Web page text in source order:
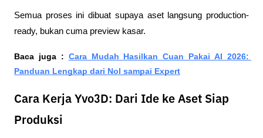
Semua proses ini dibuat supaya aset langsung production-
ready, bukan cuma preview kasar.
Baca juga : Cara Mudah Hasilkan Cuan Pakai AI 2026:
Panduan Lengkap dari Nol sampai Expert
Cara Kerja Yvo3D: Dari Ide ke Aset Siap
Produksi